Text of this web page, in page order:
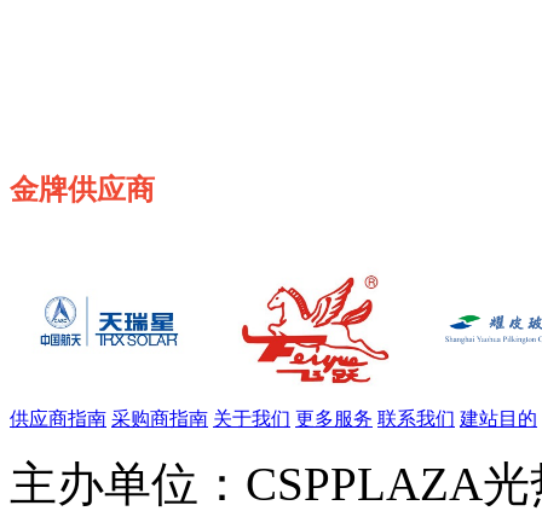
金牌供应商
供应商指南 采购商指南 关于我们 更多服务 联系我们 建站目的
主办单位：CSPPLAZA